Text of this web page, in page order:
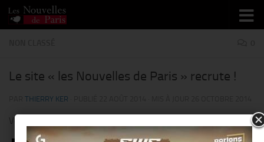
Skip to content
Le site « les Nouvelles de Paris » recrute !
THIERRY KER
Venez partager